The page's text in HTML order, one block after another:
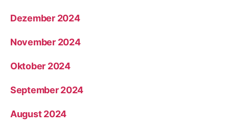
Dezember 2024
November 2024
Oktober 2024
September 2024
August 2024